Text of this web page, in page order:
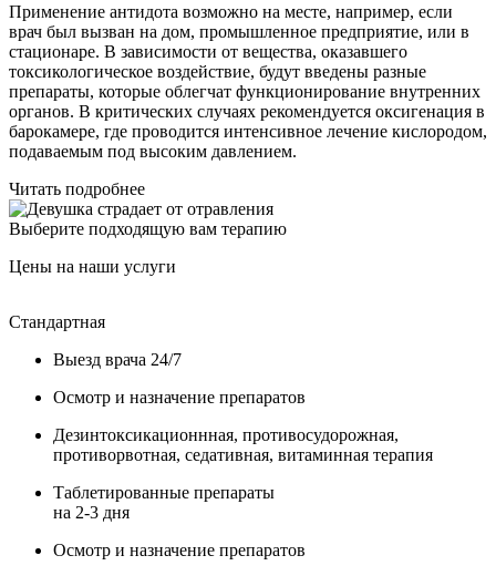
Применение антидота возможно на месте, например, если
врач был вызван на дом, промышленное предприятие, или в
стационаре. В зависимости от вещества, оказавшего
токсикологическое воздействие, будут введены разные
препараты, которые облегчат функционирование внутренних
органов. В критических случаях рекомендуется оксигенация в
барокамере, где проводится интенсивное лечение кислородом,
подаваемым под высоким давлением.
Читать подробнее
Выберите подходящую вам терапию
Цены на наши услуги
Стандартная
Выезд врача 24/7
Осмотр и назначение препаратов
Дезинтоксикационнная, противосудорожная,
противорвотная, седативная, витаминная терапия
Таблетированные препараты
на 2-3 дня
Осмотр и назначение препаратов